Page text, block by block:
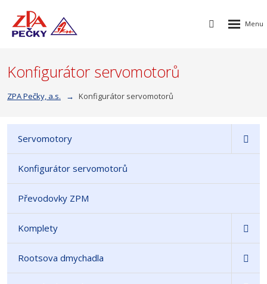
Vyhledávání
Rozbalení
Konfigurátor servomotorů
ZPA Pečky, a.s. Konfigurátor servomotorů
Servomotory
Konfigurátor servomotorů
Převodovky ZPM
Komplety
Rootsova dmychadla